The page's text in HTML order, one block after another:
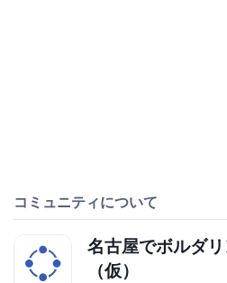
コミュニティについて
名古屋でボルダ
（仮）